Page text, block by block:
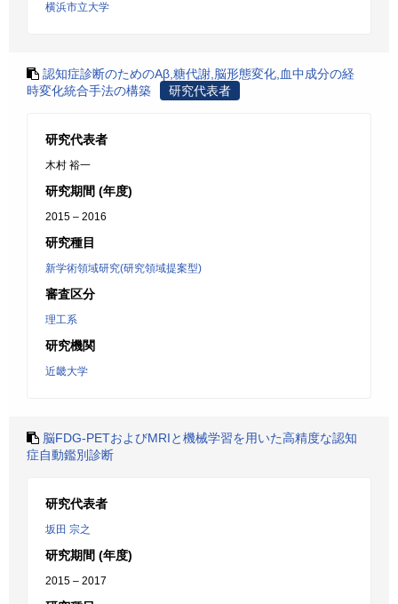
横浜市立大学
認知症診断のためのAβ,糖代謝,脳形態変化,血中成分の経
時変化統合手法の構築
研究代表者
研究代表者
木村 裕一
研究期間 (年度)
2015 – 2016
研究種目
新学術領域研究(研究領域提案型)
審査区分
理工系
研究機関
近畿大学
脳FDG-PETおよびMRIと機械学習を用いた高精度な認知
症自動鑑別診断
研究代表者
坂田 宗之
研究期間 (年度)
2015 – 2017